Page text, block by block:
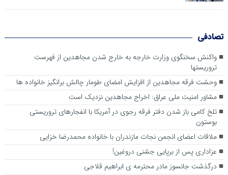
تصادفی
واکنش سخنگوی وزارت خارجه به خارج شدن مجاهدین از فهرست
تروریستها
وحشت فرقه مجاهدین از افزایش امضای طومار چالش برانگیز خانواده ها
مشاور امنیت ملی عراق: اخراج مجاهدین نزدیک است
تلخ کامی باز شدن دفتر فرقه رجوی در آمریکا با انفجارهای تروریستی
بوستون
ملاقات اعضای انجمن نجات مازندران با خانواده محمدرضا خزایی
عزاداری پس از برپایی جشنی دروغین!
درگذشت جانسوز مادر محترمه ی ابراهیم قلاجی